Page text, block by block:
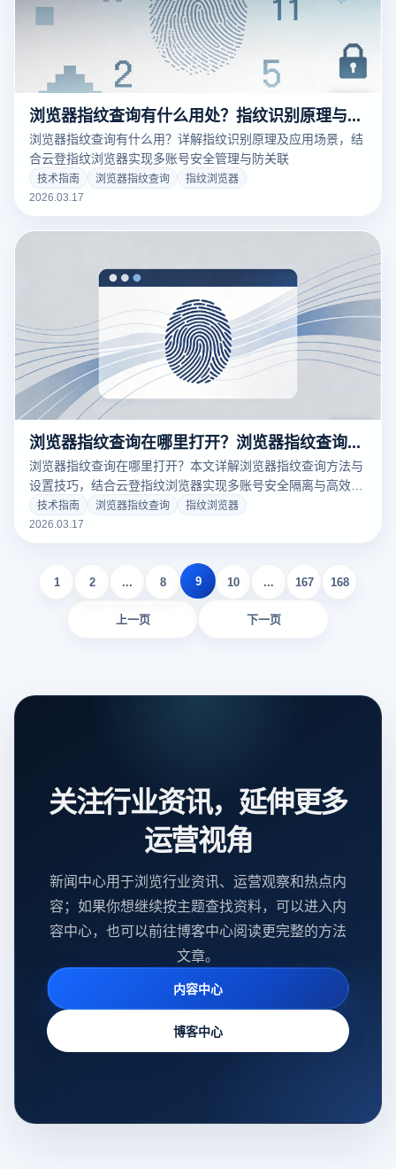
浏览器指纹查询有什么用处？指纹识别原理与应用场景解析
浏览器指纹查询有什么用？详解指纹识别原理及应用场景，结
合云登指纹浏览器实现多账号安全管理与防关联
技术指南 浏览器指纹查询
指纹浏览器
2026.03.17
浏览器指纹查询在哪里打开？浏览器指纹查询怎么设置？
浏览器指纹查询在哪里打开？本文详解浏览器指纹查询方法与
设置技巧，结合云登指纹浏览器实现多账号安全隔离与高效管
理
技术指南 浏览器指纹查询
指纹浏览器
2026.03.17
上一页
1 2 ... 8 9 10 ... 167 168
下一页
关注行业资讯，延伸更多
运营视角
新闻中心用于浏览行业资讯、运营观察和热点内
容；如果你想继续按主题查找资料，可以进入内
容中心，也可以前往博客中心阅读更完整的方法
文章。
内容中心
博客中心